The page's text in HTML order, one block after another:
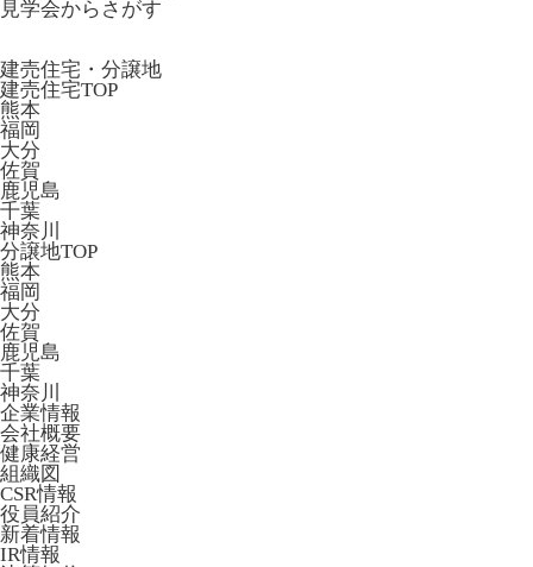
見学会からさがす
建売住宅・分譲地
建売住宅TOP
熊本
福岡
大分
佐賀
鹿児島
千葉
神奈川
分譲地TOP
熊本
福岡
大分
佐賀
鹿児島
千葉
神奈川
企業情報
会社概要
健康経営
組織図
CSR情報
役員紹介
新着情報
IR情報